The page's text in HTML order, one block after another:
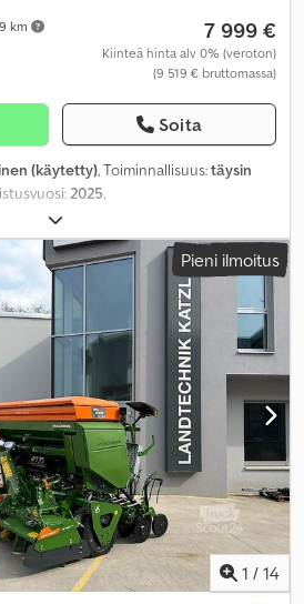
km 7 999 €
Kiinteä hinta alv 0% (veroton)
(9 519 € bruttomassa)
Soita
(käytetty), Toiminnallisuus:täysin
2025,
Pieni ilmoitus
1 / 14